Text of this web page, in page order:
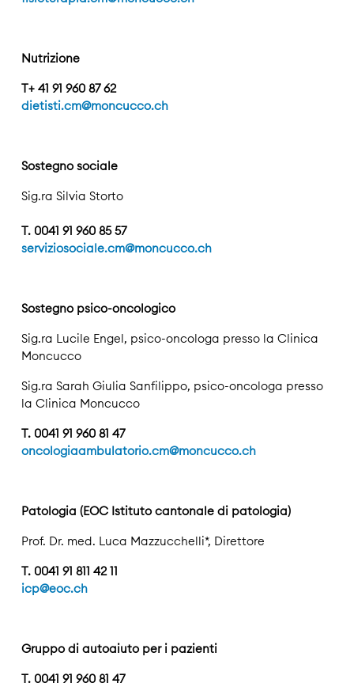
Nutrizione
T+ 41 91 960 87 62
dietisti.cm@moncucco.ch
Sostegno sociale
Sig.ra Silvia Storto
T. 0041 91 960 85 57
serviziosociale.cm@moncucco.ch
Sostegno psico-oncologico
Sig.ra Lucile Engel, psico-oncologa presso la Clinica
Moncucco
Sig.ra Sarah Giulia Sanfilippo, psico-oncologa presso
la Clinica Moncucco
T. 0041 91 960 81 47
oncologiaambulatorio.cm@moncucco.ch
Patologia (EOC Istituto cantonale di patologia)
Prof. Dr. med. Luca Mazzucchelli*, Direttore
T. 0041 91 811 42 11
icp@eoc.ch
Gruppo di autoaiuto per i pazienti
T. 0041 91 960 81 47